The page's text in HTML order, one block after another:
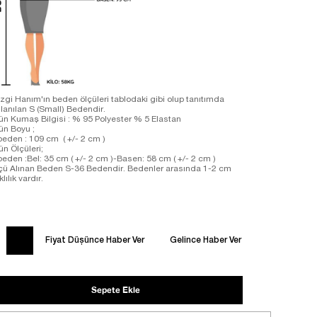
Hanım'ın beden ölçüleri tablodaki gibi olup tanıtımda
S (Small) Bedendir.
Kumaş Bilgisi : % 95 Polyester % 5 Elastan
Boyu ;
: 109 cm ( +/- 2 cm )
Ölçüleri;
:Bel: 35 cm ( +/- 2 cm )-Basen: 58 cm ( +/- 2 cm )
Alınan Beden S-36 Bedendir. Bedenler arasında 1-2 cm
vardır.
Fiyat Düşünce Haber Ver Gelince Haber Ver